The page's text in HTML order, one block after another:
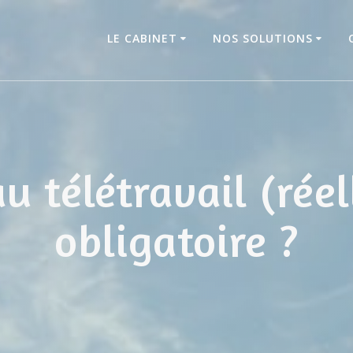
LE CABINET NOS SOLUTIONS
télétravail
obligatoire ?